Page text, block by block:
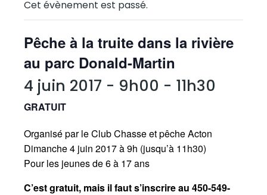
Cet évènement est passé.
Pêche à la truite dans la rivière
au parc Donald-Martin
4 juin 2017 - 9h00 - 11h30
GRATUIT
Organisé par le Club Chasse et pêche Acton
Dimanche 4 juin 2017 à 9h (jusqu’à 11h30)
Pour les jeunes de 6 à 17 ans
C’est gratuit, mais il faut s’inscrire au 450-549-